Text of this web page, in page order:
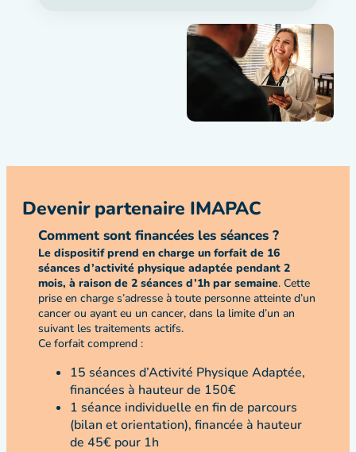
Devenir partenaire IMAPAC
Comment sont financées les séances ?
Le dispositif prend en charge un forfait de 16
séances d’activité physique adaptée pendant 2
mois, à raison de 2 séances d’1h par semaine. Cette
prise en charge s’adresse à toute personne atteinte d’un
cancer ou ayant eu un cancer, dans la limite d’un an
suivant les traitements actifs.
Ce forfait comprend :
15 séances d’Activité Physique Adaptée,
financées à hauteur de 150€
1 séance individuelle en fin de parcours
(bilan et orientation), financée à hauteur
de 45€ pour 1h